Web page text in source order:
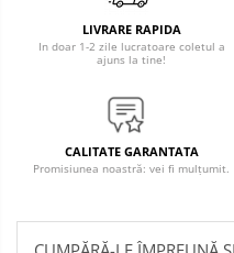
LIVRARE RAPIDA
In doar 1-2 zile lucratoare coletul a
ajuns la tine!
CALITATE GARANTATA
Promisiunea noastră: vei fi mulțumit.